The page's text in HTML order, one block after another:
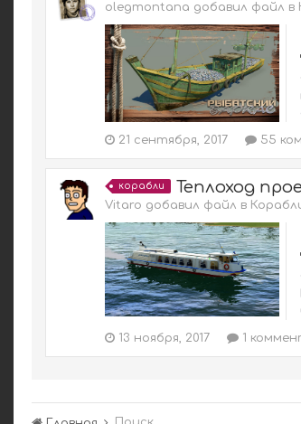
olegmontana добавил файл в
21 сентября, 2017 55
корабли Теплоход
Vitaro добавил файл в
13 ноября, 2017 1